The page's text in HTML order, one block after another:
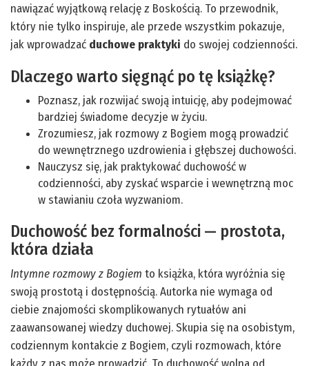
nawiązać wyjątkową relację z Boskością. To przewodnik,
który nie tylko inspiruje, ale przede wszystkim pokazuje,
jak wprowadzać duchowe praktyki do swojej codzienności.
Dlaczego warto sięgnąć po tę książkę?
Poznasz, jak rozwijać swoją intuicję, aby podejmować
bardziej świadome decyzje w życiu.
Zrozumiesz, jak rozmowy z Bogiem mogą prowadzić
do wewnętrznego uzdrowienia i głębszej duchowości.
Nauczysz się, jak praktykować duchowość w
codzienności, aby zyskać wsparcie i wewnętrzną moc
w stawianiu czoła wyzwaniom.
Duchowość bez formalności — prostota,
która działa
Intymne rozmowy z Bogiem to książka, która wyróżnia się
swoją prostotą i dostępnością. Autorka nie wymaga od
ciebie znajomości skomplikowanych rytuałów ani
zaawansowanej wiedzy duchowej. Skupia się na osobistym,
codziennym kontakcie z Bogiem, czyli rozmowach, które